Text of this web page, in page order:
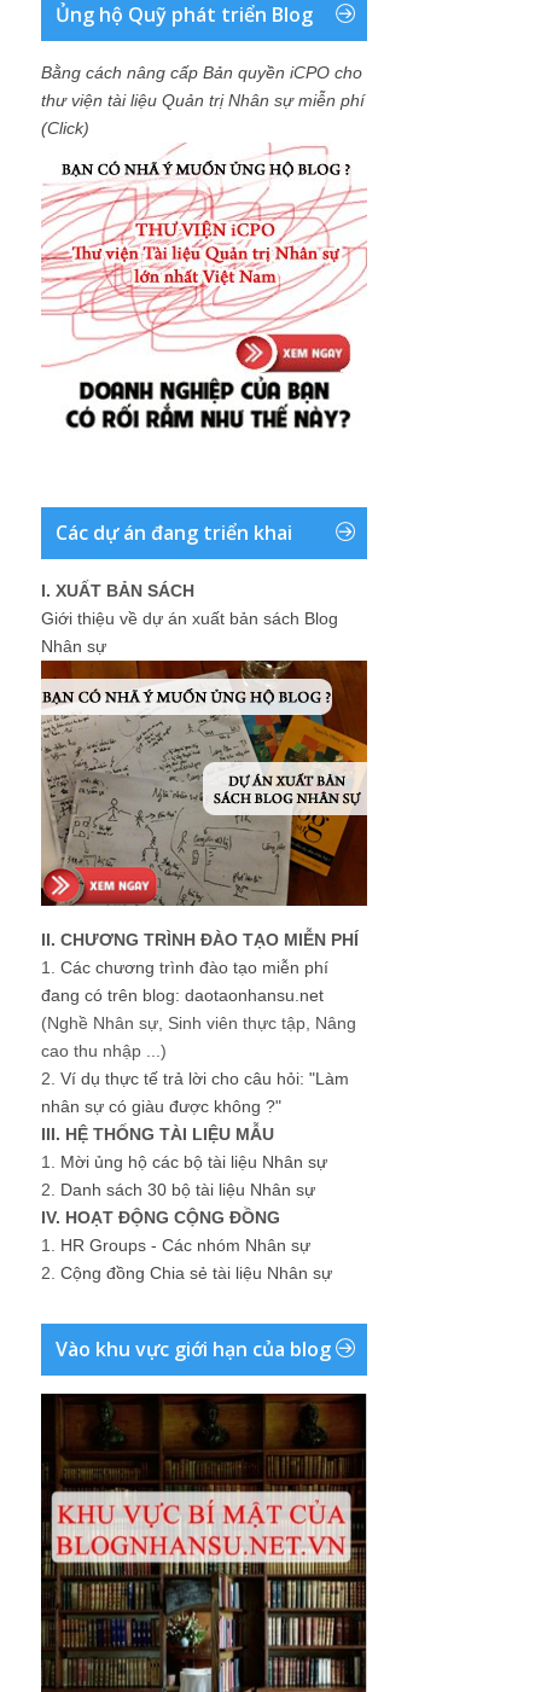
Ủng hộ Quỹ phát triển Blog
Bằng cách nâng cấp Bản quyền iCPO cho
thư viện tài liệu Quản trị Nhân sự miễn phí
(Click)
Các dự án đang triển khai
I. XUẤT BẢN SÁCH
Giới thiệu về dự án xuất bản sách Blog
Nhân sự
II. CHƯƠNG TRÌNH ĐÀO TẠO MIỄN PHÍ
1. Các chương trình đào tạo miễn phí
đang có trên blog: daotaonhansu.net
(Nghề Nhân sự, Sinh viên thực tập, Nâng
cao thu nhập ...)
2. Ví dụ thực tế trả lời cho câu hỏi: "Làm
nhân sự có giàu được không ?"
III. HỆ THỐNG TÀI LIỆU MẪU
1. Mời ủng hộ các bộ tài liệu Nhân sự
2. Danh sách 30 bộ tài liệu Nhân sự
IV. HOẠT ĐỘNG CỘNG ĐỒNG
1. HR Groups - Các nhóm Nhân sự
2. Cộng đồng Chia sẻ tài liệu Nhân sự
Vào khu vực giới hạn của blog